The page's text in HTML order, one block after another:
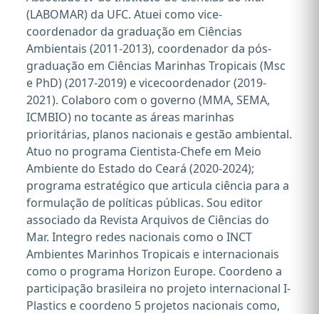
(LABOMAR) da UFC. Atuei como vice-
coordenador da graduação em Ciências
Ambientais (2011-2013), coordenador da pós-
graduação em Ciências Marinhas Tropicais (Msc
e PhD) (2017-2019) e vicecoordenador (2019-
2021). Colaboro com o governo (MMA, SEMA,
ICMBIO) no tocante as áreas marinhas
prioritárias, planos nacionais e gestão ambiental.
Atuo no programa Cientista-Chefe em Meio
Ambiente do Estado do Ceará (2020-2024);
programa estratégico que articula ciência para a
formulação de políticas públicas. Sou editor
associado da Revista Arquivos de Ciências do
Mar. Integro redes nacionais como o INCT
Ambientes Marinhos Tropicais e internacionais
como o programa Horizon Europe. Coordeno a
participação brasileira no projeto internacional I-
Plastics e coordeno 5 projetos nacionais como,